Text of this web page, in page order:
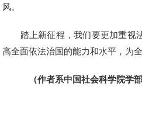
风。
踏上新征程，我们要更加重视法
高全面依法治国的能力和水平，为
（作者系中国社会科学院学